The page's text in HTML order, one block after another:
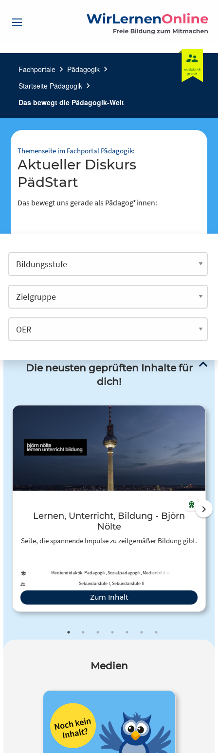
Fachportale chevron_right Pädagogik chevron_right
Startseite Pädagogik chevron_right
Das bewegt die Pädagogik-Welt
Themenseite im Fachportal Pädagogik:
aktueller Diskurs
PädStart
Das bewegt uns gerade als Pädagog*innen:
Die neusten geprüften Inhalte für
dich!
Lernen, Unterricht, Bildung - Björn
Nölte
Seite, die spannende Impulse zu zeitgemäßer Bildung gibt.
Mediendidaktik, Pädagogik, Sozialpädagogik, Medienbildung
Sekundarstufe I, Sekundarstufe II
Zum Inhalt
Medien